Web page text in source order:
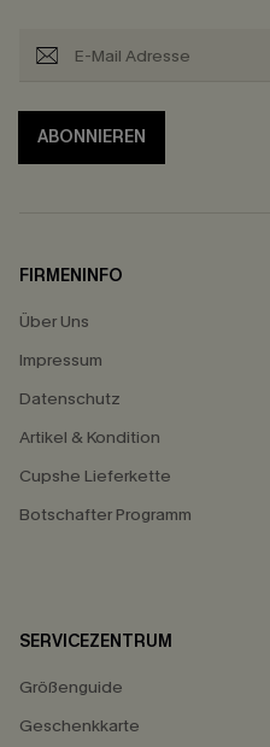
ABONNIEREN
FIRMENINFO
Über Uns
Impressum
Datenschutz
Artikel & Kondition
Cupshe Lieferkette
Botschafter Programm
SERVICEZENTRUM
Größenguide
Geschenkkarte